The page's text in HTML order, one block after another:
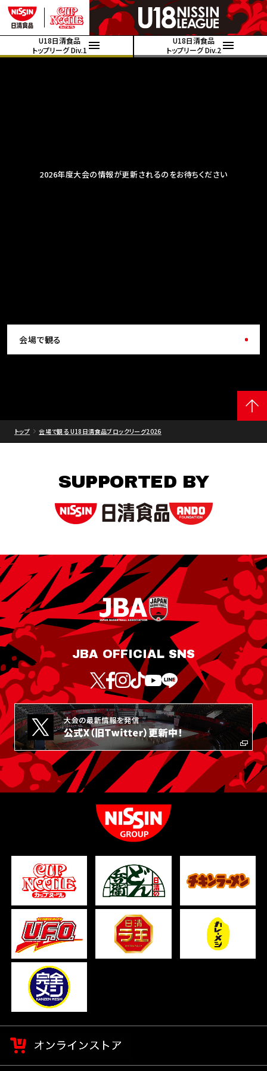
U18日清食品
トップリーグ Div.1
U18日清食品
トップリーグ Div.2
2026年度大会の情報が更新されるのをお待ちください
会場で観る
トップ 会場で観る U18日清食品ブロックリーグ2026
SUPPORTED BY
JBA OFFICIAL SNS